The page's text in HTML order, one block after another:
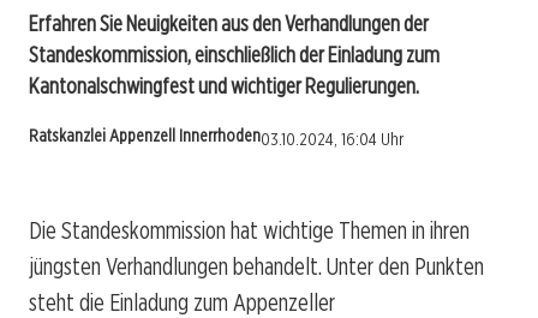
Erfahren Sie Neuigkeiten aus den Verhandlungen der
Standeskommission, einschließlich der Einladung zum
Kantonalschwingfest und wichtiger Regulierungen.
Ratskanzlei Appenzell Innerrhoden03.10.2024, 16:04 Uhr
Die Standeskommission hat wichtige Themen in ihren
jüngsten Verhandlungen behandelt. Unter den Punkten
steht die Einladung zum Appenzeller